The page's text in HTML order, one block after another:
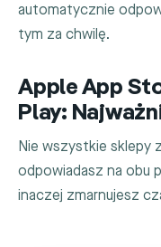
automatycznie
tym za chwilę.
Apple App
Play:
Nie wszystkie sklepy
odpowiadasz na obu
inaczej zmarnujesz